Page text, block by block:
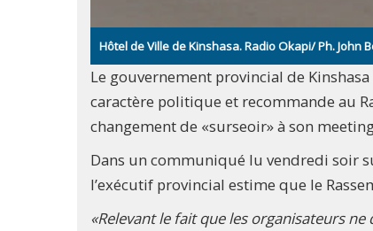
Hôtel de Ville de Kinshasa. Radio Okapi/ Ph. John
Le gouvernement provincial de
caractère politique et recommande au
changement de «surseoir» à son
Dans un communiqué lu vendredi soir
l’exécutif provincial estime que le
«Relevant le fait que les organisateurs